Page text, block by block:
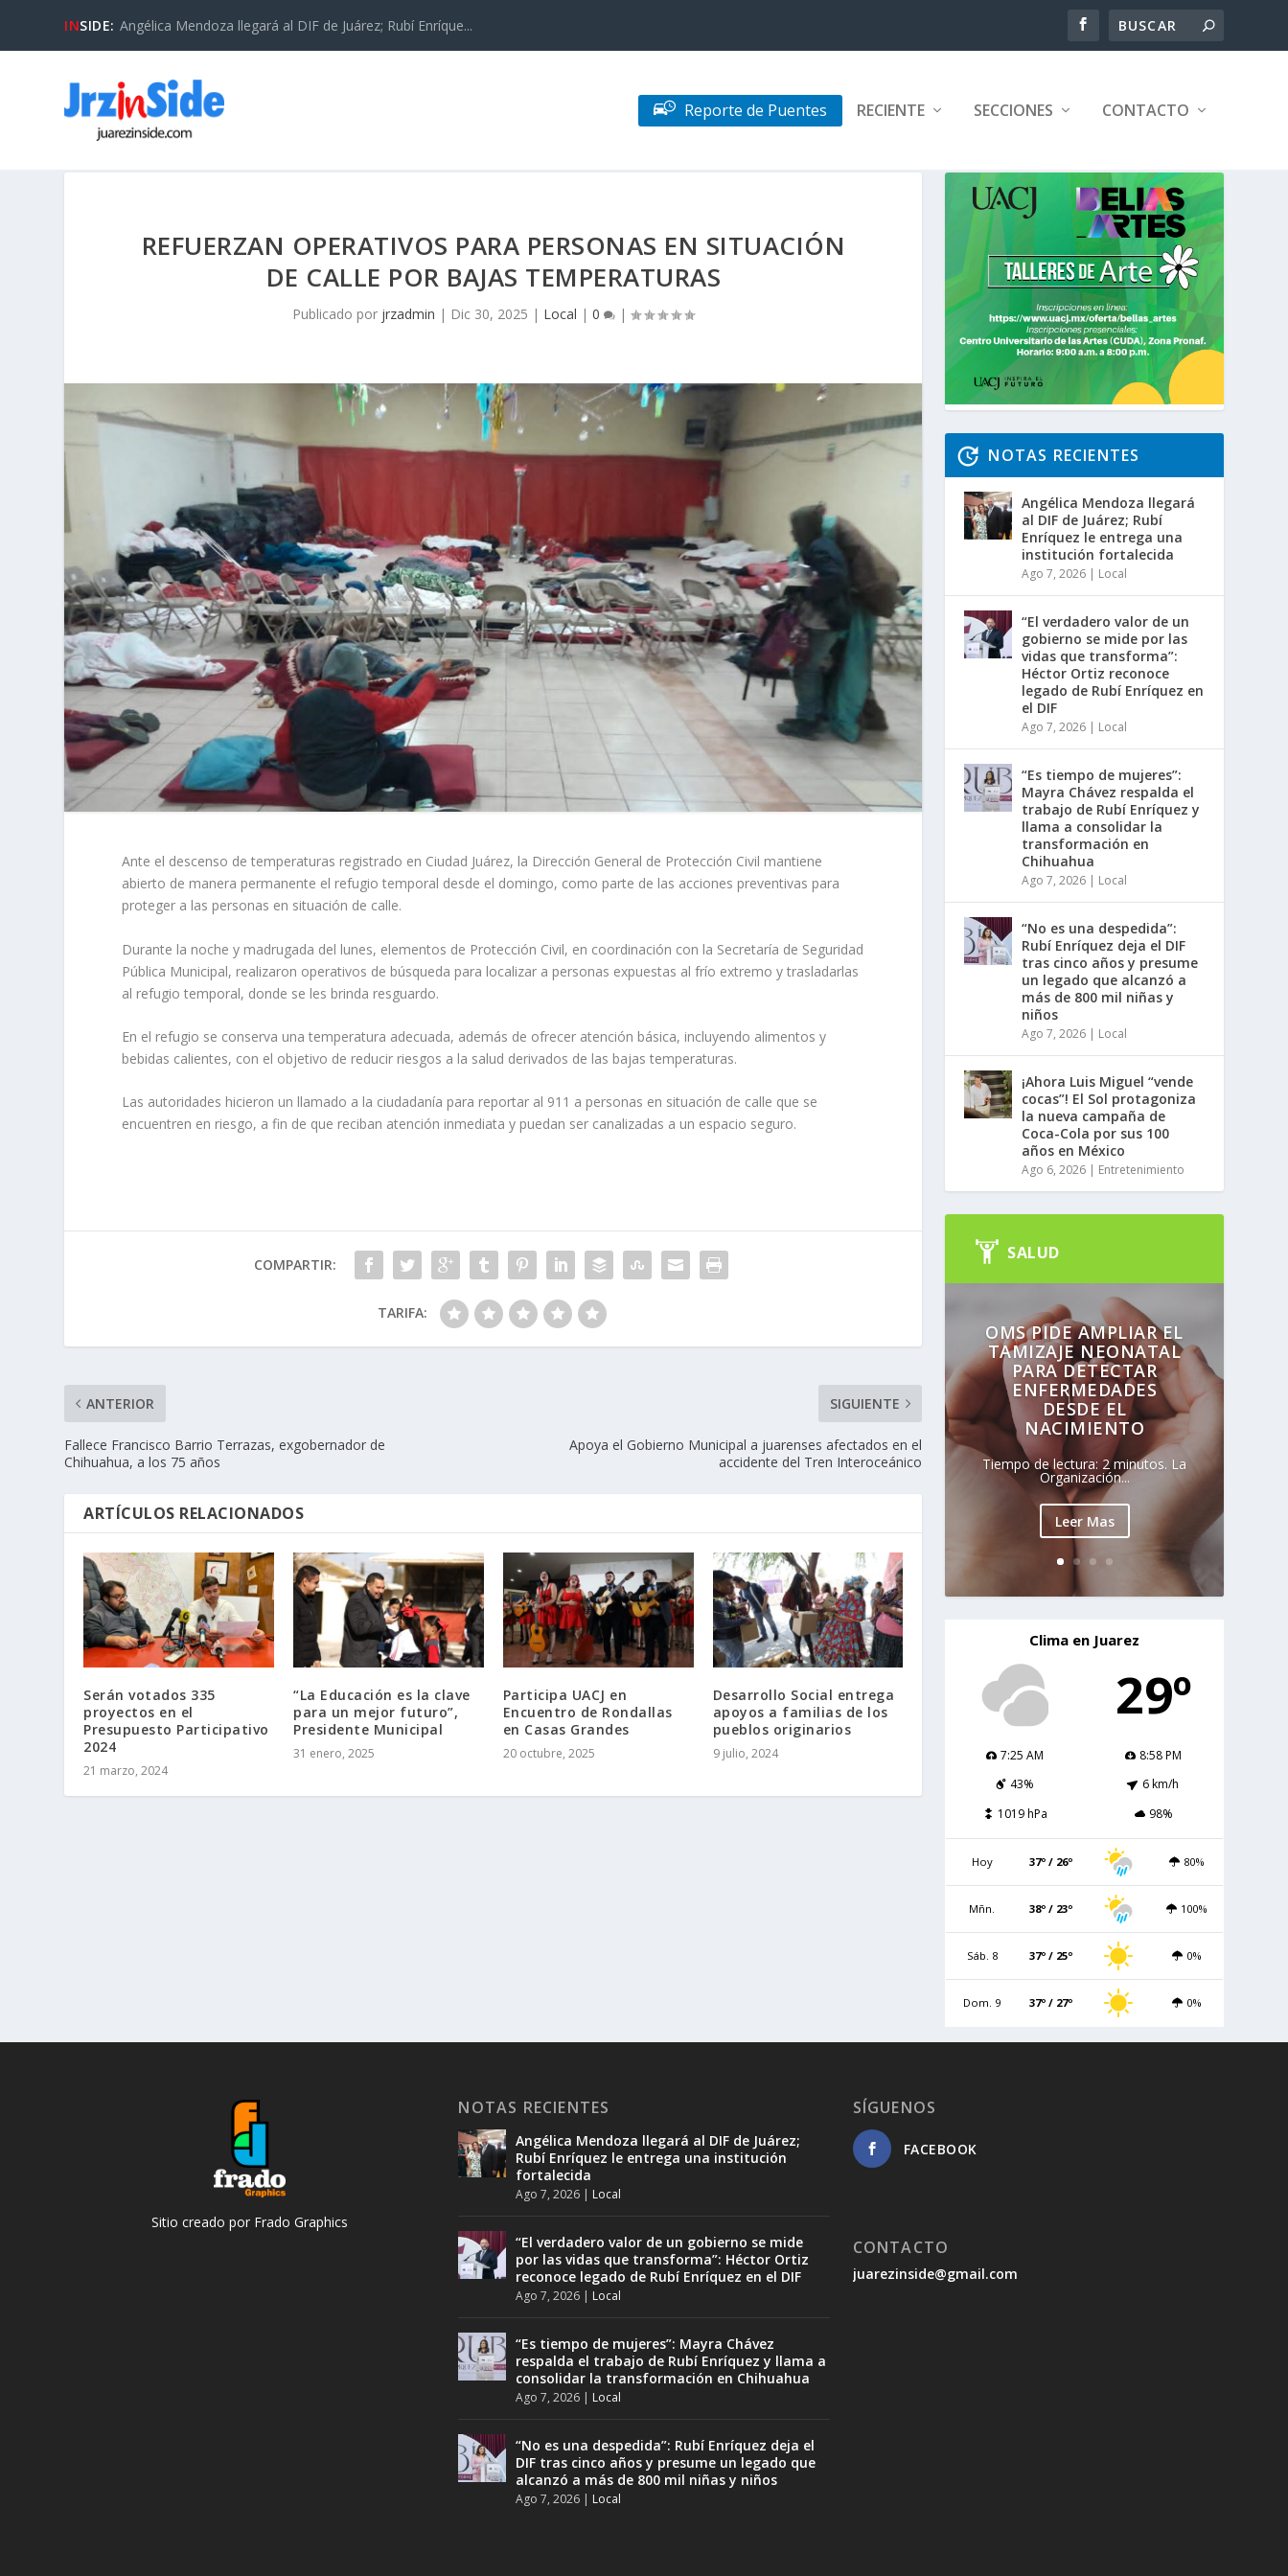
INSIDE: Angélica Mendoza llegará al DIF de Juárez; Rubí Enríque...
Reporte de Puentes RECIENTE SECCIONES CONTACTO
REFUERZAN OPERATIVOS PARA PERSONAS EN SITUACIÓN
DE CALLE POR BAJAS TEMPERATURAS
Publicado por jrzadmin | Dic 30, 2025 | Local |0 |
Ante el descenso de temperaturas registrado en Ciudad Juárez, la Dirección General de Protección Civil mantiene
abierto de manera permanente el refugio temporal desde el domingo, como parte de las acciones preventivas para
proteger a las personas en situación de calle.
Durante la noche y madrugada del lunes, elementos de Protección Civil, en coordinación con la Secretaría de Seguridad
Pública Municipal, realizaron operativos de búsqueda para localizar a personas expuestas al frío extremo y trasladarlas
al refugio temporal, donde se les brinda resguardo.
En el refugio se conserva una temperatura adecuada, además de ofrecer atención básica, incluyendo alimentos y
bebidas calientes, con el objetivo de reducir riesgos a la salud derivados de las bajas temperaturas.
Las autoridades hicieron un llamado a la ciudadanía para reportar al 911 a personas en situación de calle que se
encuentren en riesgo, a fin de que reciban atención inmediata y puedan ser canalizadas a un espacio seguro.
COMPARTIR:
TARIFA:
ANTERIOR
Fallece Francisco Barrio Terrazas, exgobernador de
Chihuahua, a los 75 años
SIGUIENTE
Apoya el Gobierno Municipal a juarenses afectados en el
accidente del Tren Interoceánico
ARTÍCULOS RELACIONADOS
Serán votados 335
proyectos en el
Presupuesto Participativo
2024
21 marzo, 2024
“La Educación es la clave
para un mejor futuro”,
Presidente Municipal
31 enero, 2025
Participa UACJ en
Encuentro de Rondallas
en Casas Grandes
20 octubre, 2025
Desarrollo Social entrega
apoyos a familias de los
pueblos originarios
9 julio, 2024
NOTAS RECIENTES
Angélica Mendoza llegará
al DIF de Juárez; Rubí
Enríquez le entrega una
institución fortalecida
Ago 7, 2026 | Local
“El verdadero valor de un
gobierno se mide por las
vidas que transforma”:
Héctor Ortiz reconoce
legado de Rubí Enríquez en
el DIF
Ago 7, 2026 | Local
“Es tiempo de mujeres”:
Mayra Chávez respalda el
trabajo de Rubí Enríquez y
llama a consolidar la
transformación en
Chihuahua
Ago 7, 2026 | Local
“No es una despedida”:
Rubí Enríquez deja el DIF
tras cinco años y presume
un legado que alcanzó a
más de 800 mil niñas y
niños
Ago 7, 2026 | Local
¡Ahora Luis Miguel “vende
cocas”! El Sol protagoniza
la nueva campaña de
Coca-Cola por sus 100
años en México
Ago 6, 2026 | Entretenimiento
SALUD
OMS PIDE AMPLIAR EL
TAMIZAJE NEONATAL
PARA DETECTAR
ENFERMEDADES
DESDE EL
NACIMIENTO
Tiempo de lectura: 2 minutos. La
Organización...
Leer Mas
Clima en Juarez
29º
7:25 AM
8:58 PM
43%
6 km/h
1019 hPa
98%
Hoy 37º / 26º 80%
Mñn. 38º / 23º 100%
Sáb. 8 37º / 25º 0%
Dom. 9 37º / 27º 0%
Sitio creado por Frado Graphics
NOTAS RECIENTES
Angélica Mendoza llegará al DIF de Juárez;
Rubí Enríquez le entrega una institución
fortalecida
Ago 7, 2026 | Local
“El verdadero valor de un gobierno se mide
por las vidas que transforma”: Héctor Ortiz
reconoce legado de Rubí Enríquez en el DIF
Ago 7, 2026 | Local
“Es tiempo de mujeres”: Mayra Chávez
respalda el trabajo de Rubí Enríquez y llama a
consolidar la transformación en Chihuahua
Ago 7, 2026 | Local
“No es una despedida”: Rubí Enríquez deja el
DIF tras cinco años y presume un legado que
alcanzó a más de 800 mil niñas y niños
Ago 7, 2026 | Local
SÍGUENOS
FACEBOOK
CONTACTO
juarezinside@gmail.com